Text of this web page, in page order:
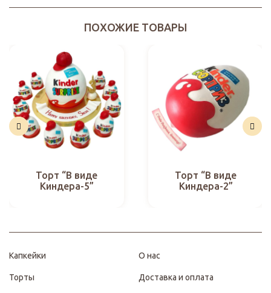
ПОХОЖИЕ ТОВАРЫ
Торт “В виде
Киндера-5”
Торт “В виде
Киндера-2”
Капкейки
Торты
О нас
Доставка и оплата